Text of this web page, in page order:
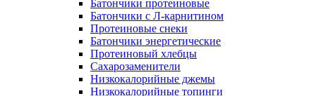
Батончики протеиновые
Батончики с Л-карнитином
Протеиновые снеки
Батончики энергетические
Протеиновый хлебцы
Сахарозаменители
Низкокалорийные джемы
Низкокалорийные топинги